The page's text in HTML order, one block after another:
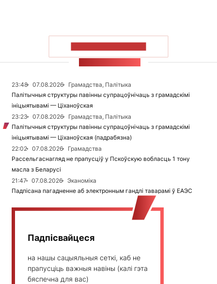
23:48 07.08.2026
Грамадства, Палітыка
Палітычныя структуры павінны супрацоўнічаць з грамадскімі
ініцыятывамі — Ціханоўская
23:23
07.08.2026
Грамадства, Палітыка
Палітычныя структуры павінны супрацоўнічаць з грамадскімі
ініцыятывамі — Ціханоўская (падрабязна)
22:02
07.08.2026
Грамадства
Рассельгаснагляд не прапусціў у Пскоўскую вобласць 1 тону
масла з Беларусі
21:47
07.08.2026
Эканоміка
Падпісана пагадненне аб электронным гандлі таварамі ў ЕАЭС
Падпісвайцеся
на нашы сацыяльныя сеткі, каб не
прапусціць важныя навіны (калі гэта
бяспечна для вас)